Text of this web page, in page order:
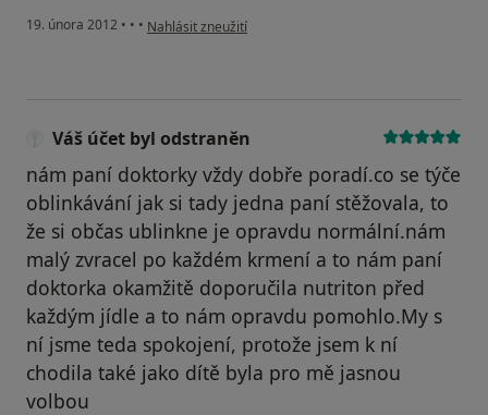
19. února 2012 • • • podle názoru uživatele Váš účet byl odstraněn
Nahlásit zneužití
Váš účet byl odstraněn
nám paní doktorky vždy dobře poradí.co se týče
oblinkávání jak si tady jedna paní stěžovala, to
že si občas ublinkne je opravdu normální.nám
malý zvracel po každém krmení a to nám paní
doktorka okamžitě doporučila nutriton před
každým jídle a to nám opravdu pomohlo.My s
ní jsme teda spokojení, protože jsem k ní
chodila také jako dítě byla pro mě jasnou
volbou